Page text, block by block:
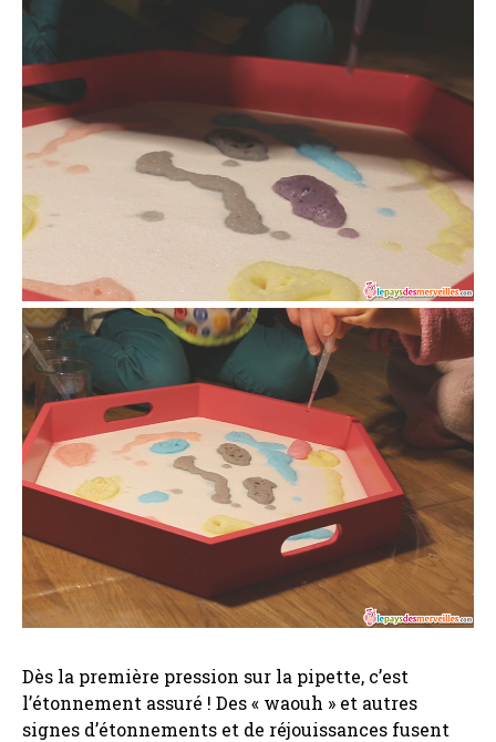
Dès la première pression sur la pipette, c’est
l’étonnement assuré ! Des « waouh » et autres
signes d’étonnements et de réjouissances fusent